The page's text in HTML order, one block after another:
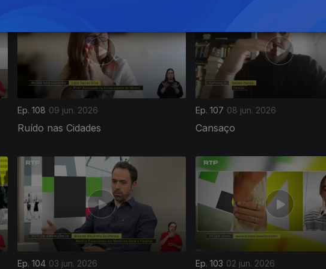
Ep. 108 09 jun. 2026
Ruído nas Cidades
Ep. 107 08 jun. 2026
Cansaço
Ep. 104 03 jun. 2026 Ep. 103 02 jun. 2026